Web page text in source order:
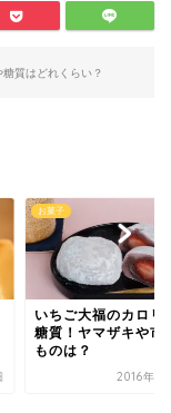
質はどれくらい？
お菓子
いちご大福のカロリ
糖質！ヤマザキや市
ものは？
2016年1